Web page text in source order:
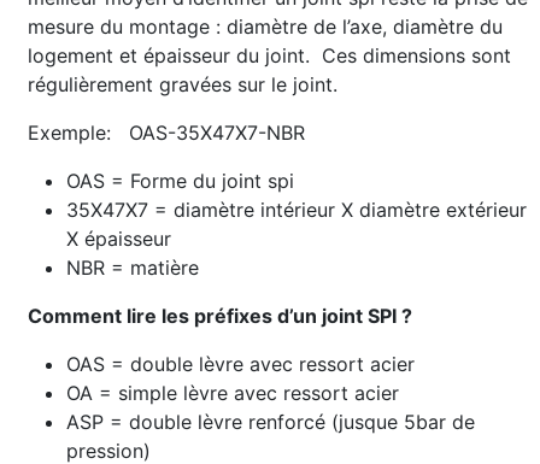
mesure du montage : diamètre de l’axe, diamètre du
logement et épaisseur du joint. Ces dimensions sont
régulièrement gravées sur le joint.
Exemple: OAS-35X47X7-NBR
OAS = Forme du joint spi
35X47X7 = diamètre intérieur X diamètre extérieur
X épaisseur
NBR = matière
Comment lire les préfixes d’un joint SPI ?
OAS = double lèvre avec ressort acier
OA = simple lèvre avec ressort acier
ASP = double lèvre renforcé (jusque 5bar de
pression)